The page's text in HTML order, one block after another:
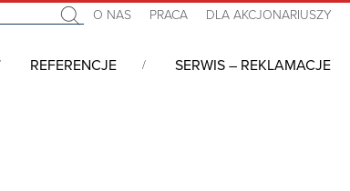
O NAS PRACA DLA AKCJONARIUSZY
REFERENCJE SERWIS – REKLAMACJE